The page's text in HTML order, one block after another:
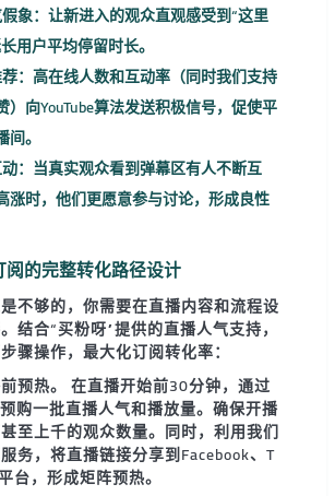
象：让新进入的观众直观感受到“这里
用户平均停留时长。
：高在线人数和互动率（同时我们支持
）向YouTube算法发送积极信号，促使平
。
：当真实观众看到弹幕区有人不断互
涨时，他们更愿意参与讨论，形成良性
的完整转化路径设计
不够的，你需要在直播内容和流程设
结合“买粉呀”提供的直播人气支持，
骤操作，最大化订阅转化率：
预热。 在直播开始前30分钟，通过
购一批直播人气和播放量。确保开播
至上千的观众数量。同时，利用我们
服务，将直播链接分享到Facebook、T
，形成矩阵预热。